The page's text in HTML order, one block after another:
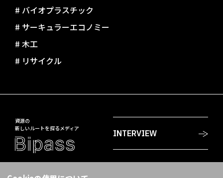
資源の
新しいルートを探るメディア
INTERVIEW
# バイオプラスチック
# サーキュラーエコノミー
# 木工
# リサイクル